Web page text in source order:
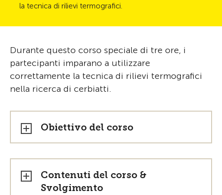
la tecnica di rilievi termografici.
Durante questo corso speciale di tre ore, i
partecipanti imparano a utilizzare
correttamente la tecnica di rilievi termografici
nella ricerca di cerbiatti.
Obiettivo del corso
Contenuti del corso &
Svolgimento